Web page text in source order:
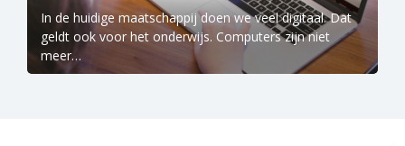
Zoek
naar:
In de huidige maatschappij doen we veel digitaal. Dat
geldt ook voor het onderwijs. Computers zijn niet
meer…